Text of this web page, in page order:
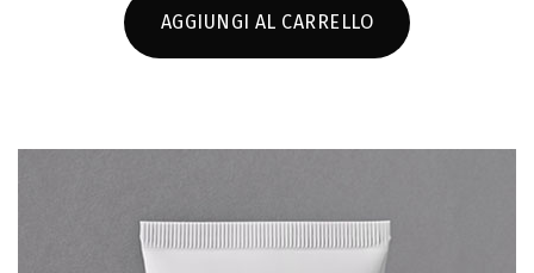
AGGIUNGI AL CARRELLO